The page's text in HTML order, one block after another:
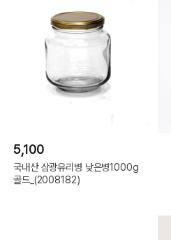
5,100
국내산 삼광유리병 낮은병1000g
골드_(2008182)